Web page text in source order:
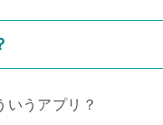
いうアプリ？